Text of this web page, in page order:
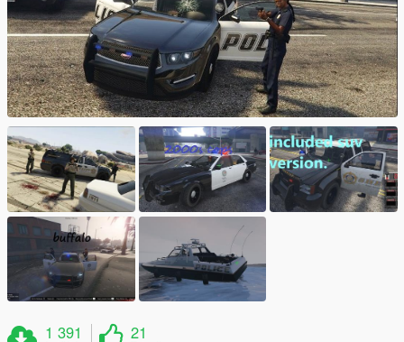
1 391 21